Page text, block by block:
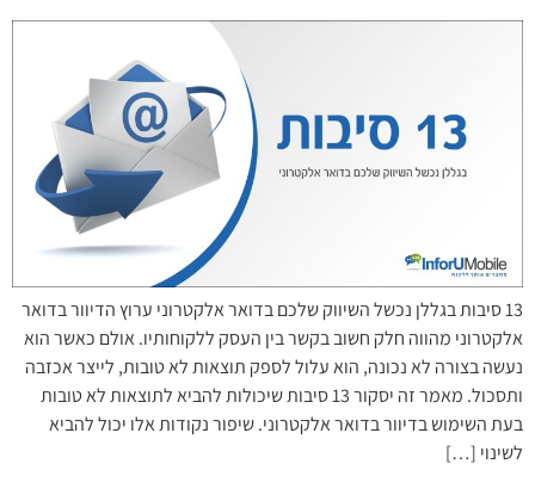
13 סיבות בגללן נכשל השיווק שלכם בדואר אלקטרוני ערוץ הדיוור בדואר
אלקטרוני מהווה חלק חשוב בקשר בין העסק ללקוחותיו. אולם כאשר הוא
נעשה בצורה לא נכונה, הוא עלול לספק תוצאות לא טובות, לייצר אכזבה
ותסכול. מאמר זה יסקור 13 סיבות שיכולות להביא לתוצאות לא טובות
בעת השימוש בדיוור בדואר אלקטרוני. שיפור נקודות אלו יכול להביא
לשינוי […]